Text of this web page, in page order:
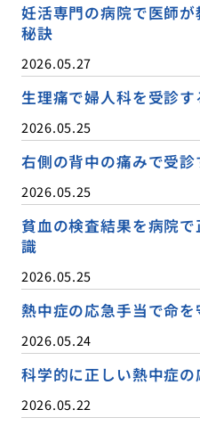
妊活専門の病院で医師
秘訣
2026.05.27
生理痛で婦人科を受診
2026.05.25
右側の背中の痛みで受
2026.05.25
貧血の検査結果を病院
識
2026.05.25
熱中症の応急手当で命
2026.05.24
科学的に正しい熱中症
2026.05.22